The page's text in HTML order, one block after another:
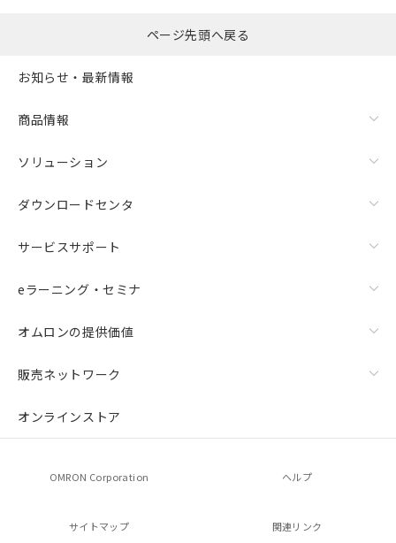
ページ先頭へ戻る
お知らせ・最新情報
商品情報
ソリューション
ダウンロードセンタ
サービスサポート
eラーニング・セミナ
オムロンの提供価値
販売ネットワーク
オンラインストア
OMRON Corporation ヘルプ
サイトマップ 関連リンク